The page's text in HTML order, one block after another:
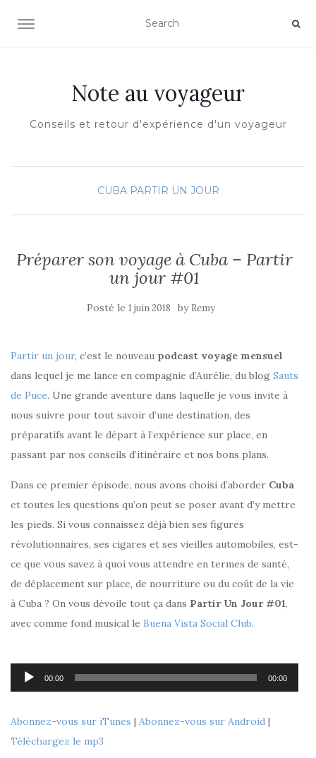
OUVRIR/FERMER LA NAVIGATION
Note au voyageur
Conseils et retour d'expérience d'un voyageur
CUBA PARTIR UN JOUR
Préparer son voyage à Cuba – Partir
un jour #01
Posté le 1 juin 2018 by Remy
Partir un jour, c’est le nouveau podcast voyage mensuel
dans lequel je me lance en compagnie d’Aurélie, du blog Sauts
de Puce. Une grande aventure dans laquelle je vous invite à
nous suivre pour tout savoir d’une destination, des
préparatifs avant le départ à l’expérience sur place, en
passant par nos conseils d’itinéraire et nos bons plans.
Dans ce premier épisode, nous avons choisi d’aborder Cuba
et toutes les questions qu’on peut se poser avant d’y mettre
les pieds. Si vous connaissez déjà bien ses figures
révolutionnaires, ses cigares et ses vieilles automobiles, est-
ce que vous savez à quoi vous attendre en termes de santé,
de déplacement sur place, de nourriture ou du coût de la vie
à Cuba ? On vous dévoile tout ça dans Partir Un Jour #01,
avec comme fond musical le Buena Vista Social Club.
Lecteur
audio
00:00 00:00
Abonnez-vous sur iTunes | Abonnez-vous sur Android |
Téléchargez le mp3